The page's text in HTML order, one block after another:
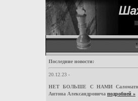
Последние новости:
20.12.23 -
НЕТ БОЛЬШЕ С НАМИ
Антона Александровича подробней »